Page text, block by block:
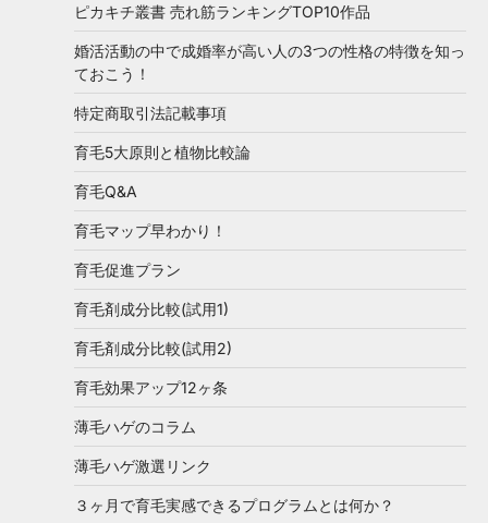
ピカキチ叢書 売れ筋ランキングTOP10作品
婚活活動の中で成婚率が高い人の3つの性格の特徴を知っ
ておこう！
特定商取引法記載事項
育毛5大原則と植物比較論
育毛Q&A
育毛マップ早わかり！
育毛促進プラン
育毛剤成分比較(試用1)
育毛剤成分比較(試用2)
育毛効果アップ12ヶ条
薄毛ハゲのコラム
薄毛ハゲ激選リンク
３ヶ月で育毛実感できるプログラムとは何か？